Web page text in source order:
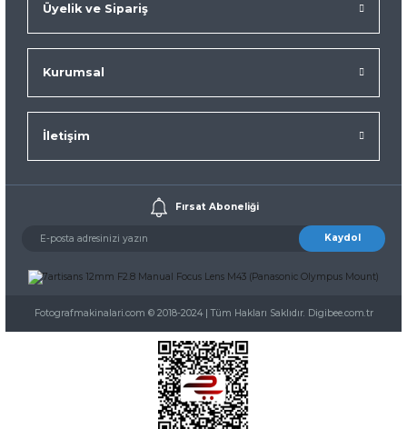
Üyelik ve Sipariş
Kurumsal
İletişim
Fırsat Aboneliği
Kaydol
Fotografmakinalari.com © 2018-2024 | Tüm Hakları Saklıdır. Digibee.com.tr